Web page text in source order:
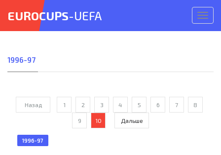
меню
EUROCUPS-UEFA
1996-97
Назад 1 2 3 4 5 6 7 8
9 10 Дальше
1996-97